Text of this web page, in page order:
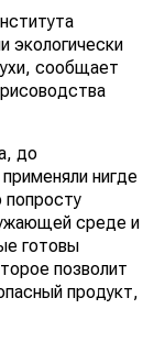
экологически
сообщает
до
нигде
попросту
среде и
готовы
позволит
продукт,